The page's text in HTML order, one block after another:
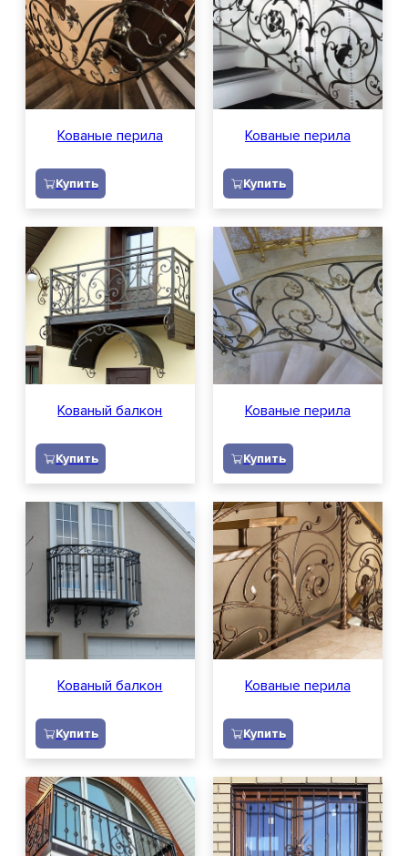
Кованые перила
Купить
Кованые перила
Купить
Кованый балкон
Купить
Кованые перила
Купить
Кованый балкон
Купить
Кованые перила
Купить